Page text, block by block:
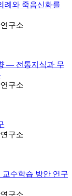
례와 죽음신화를
구소
— 전통지식과 무
구소
구소
수학습 방안 연구
구소